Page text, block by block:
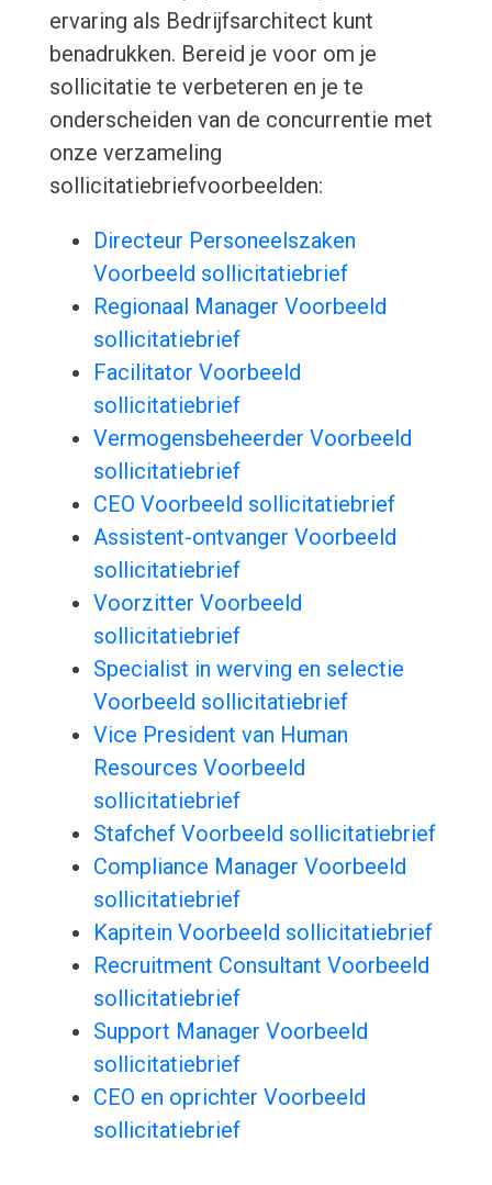
ervaring als Bedrijfsarchitect kunt
benadrukken. Bereid je voor om je
sollicitatie te verbeteren en je te
onderscheiden van de concurrentie met
onze verzameling
sollicitatiebriefvoorbeelden:
Directeur Personeelszaken
Voorbeeld sollicitatiebrief
Regionaal Manager Voorbeeld
sollicitatiebrief
Facilitator Voorbeeld
sollicitatiebrief
Vermogensbeheerder Voorbeeld
sollicitatiebrief
CEO Voorbeeld sollicitatiebrief
Assistent-ontvanger Voorbeeld
sollicitatiebrief
Voorzitter Voorbeeld
sollicitatiebrief
Specialist in werving en selectie
Voorbeeld sollicitatiebrief
Vice President van Human
Resources Voorbeeld
sollicitatiebrief
Stafchef Voorbeeld sollicitatiebrief
Compliance Manager Voorbeeld
sollicitatiebrief
Kapitein Voorbeeld sollicitatiebrief
Recruitment Consultant Voorbeeld
sollicitatiebrief
Support Manager Voorbeeld
sollicitatiebrief
CEO en oprichter Voorbeeld
sollicitatiebrief